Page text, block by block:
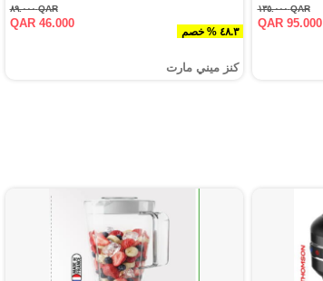
QAR ١٣٥.٠٠٠
QAR 95.000
٤٨.٣ % خصم
QAR ٨٩.٠٠٠
QAR 46.000
كنز ميني مارت